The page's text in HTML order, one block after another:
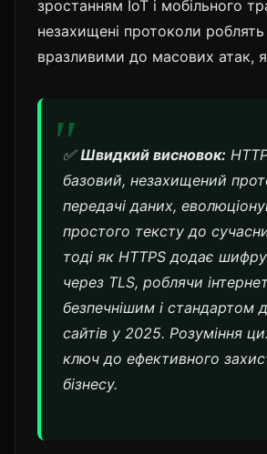
зростанням IoT і мобільного
незахищені протоколи
вразливими до масових атак,
✅Швидкий висновок:
базовий, незахищений
передачі даних,
простого тексту до
тоді як HTTPS додає
через TLS, роблячи
безпечнішим і стандартом
сайтів у 2025. Розуміння
ключ до ефективного
бізнесу.